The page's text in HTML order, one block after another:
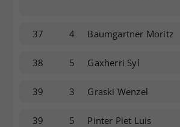
37 4 Baumgartner Moritz
38 5 Gaxherri Syl
39 3 Graski Wenzel
39 5 Pinter Piet Luis